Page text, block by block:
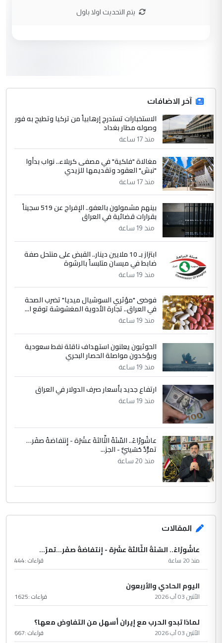
جنسية الرافد الثالث للعراق ومن اصول عريقة
ابا فرات ...
الموضوع :
الجواهري يرد على صدام حسين سل
مضجعيك يابن الزنا (نص كامل)
حيدر عاشور
التعليق : تحياتي لك استاذ حامدتركان. كلام
دقيق ومسؤول؛ فالاستثمار الحقيقي للإنسان
وثروات البلد يعتمد على الكفاءة ...
الموضوع :
بين الإهمال واغتصاب الأرض.. بلاد
الرافدين تعاني الجفاف والتصحر!!
التعليق : هذه الزيارة تنفع لبنان، دون الشعب
العراقي، الذي احترق بحر الصيف، في حين
حكومة الزيدي ...
الموضوع :
نواف سلام في بغداد.. "الفيول" مقابل
تصدير النفط العراقي
يتم التحديث اولا باول
آخر الاضافات
الاستخبارات تستدرج إرهابياً من تركيا وتطيح به فور
وصوله مطار بغداد
منذ 17 ساعة
مغالاة "فلكية" في مصفى كربلاء.. نواب بدأوا
"نبش" العقود وتقديمها للزيدي
منذ 17 ساعة
بينهم مشمولون بالعفو.. الإفراج عن 519 سجيناً
بقرارات قضائية في العراق
منذ 19 ساعة
ابتزاز بـ 10 ملايين دينار.. القبض على منتحل صفة
ضابط في ميسان متلبساً بالرشوة
منذ 19 ساعة
فوضى "مؤثري السوشيال ميديا" تضرب الصحة
في العراق.. تجارة الأدوية المغشوشة توقع ا...
منذ 19 ساعة
الحوثيون يعلنون استهداف ناقلة نفط سعودية
ويؤكدون مواصلة الحصار البحري
منذ 19 ساعة
ارتفاع جديد بأسعار صرف الدولار في العراق
منذ 19 ساعة
عاشُورْاءُ.. السّنَةُ الثّالثةَ عشَرَة - إِنتفاضةُ صفَر…
تمرُّدٌ حُسَينيٌّ - الجز...
منذ 20 ساعة
المقالات
عاشُورْاءُ.. السّنَةُ الثّالثةَ عشَرَة - إِنتفاضةُ صفَر…تمرّ...
منذ 20 ساعة قراءات :444
اليوم الحادي والأربعون
الأثنين 03 آب 2026 قراءات :1625
لماذا تبدو الحرب مع إيران أسهل من التفاوض معها؟
الأثنين 03 آب 2026 قراءات :667